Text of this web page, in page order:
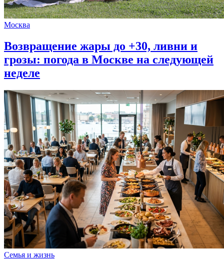
Москва
Возвращение жары до +30, ливни и
грозы: погода в Москве на следующей
неделе
Семья и жизнь